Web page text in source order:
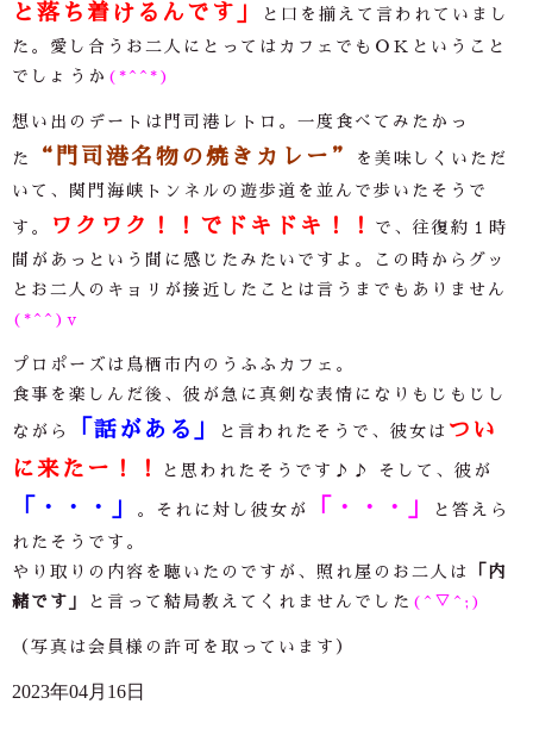
と落ち着けるんです」
と口を揃えて言われていまし
た。愛し合うお二人にとってはカフェでもＯＫということ
でしょうか (*^^*)
想い出のデートは門司港レトロ。一度食べてみたかっ
た “ 門司港名物の焼きカレー”
を美味しくいただ
いて、関門海峡トンネルの遊歩道を並んで歩いたそうで
す。 ワクワク！！でドキドキ！！
で、往復約１時
間があっという間に感じたみたいですよ。この時からグッ
とお二人のキョリが接近したことは言うまでもありません
(*^^)v
プロポーズは鳥栖市内のうふふカフェ。
食事を楽しんだ後、彼が急に真剣な表情になりもじもじし
ながら 「話がある」 と言われたそうで、彼女は つい
に来たー！！
と思われたそうです♪♪ そして、彼が
「・・・」 。それに対し彼女が 「・・・」
と答えら
れたそうです。
やり取りの内容を聴いたのですが、照れ屋のお二人は
「内
緒です」
と言って結局教えてくれませんでした (^▽^;)
（写真は会員様の許可を取っています）
2023年04月16日